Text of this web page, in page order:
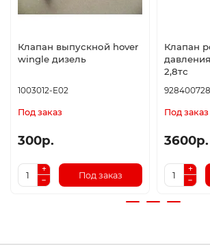
Клапан выпускной hover
wingle дизель
1003012-E02
Под заказ
300р.
Под заказ
Клапан
2,8тс
928400728
Под заказ
3600р.